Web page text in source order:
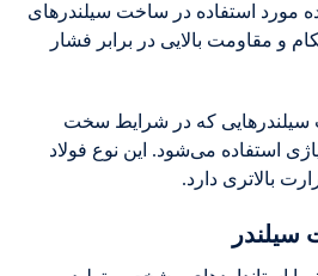
مورد استفاده در ساخت سیلندرهای
و مقاومت بالایی در برابر فشار
که در شرایط سخت
استفاده می‌شود. این نوع فولاد
بالاتری دارد.
سیلندر